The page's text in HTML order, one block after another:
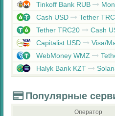
Tinkoff Bank RUB
Cash USD
Tether
Tether TRC20
Cash
Capitalist USD
Visa/
WebMoney WMZ
Halyk Bank KZT
Популярные
Оператор